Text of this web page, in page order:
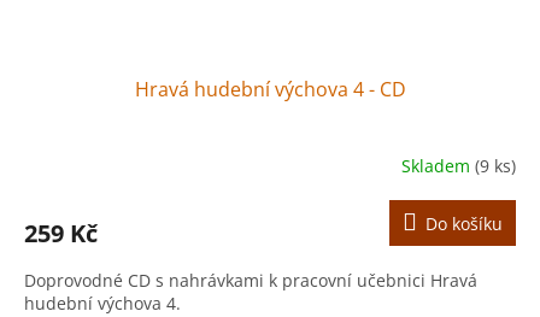
Hravá hudební výchova 4 - CD
Skladem (9 ks)
259 Kč Do košíku
Doprovodné CD s nahrávkami k pracovní učebnici Hravá
hudební výchova 4.